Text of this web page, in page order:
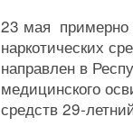
23 мая примерно
наркотических
направлен в
медицинского
средств 29-